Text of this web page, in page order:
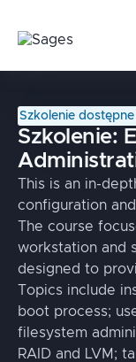
Szkolenie
Szkolenie:
This is an in-
configuration
The course
workstation and
designed to
Topics include
boot process;
filesystem
RAID and LVM;